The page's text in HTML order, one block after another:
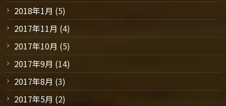
2018年1月 (5)
2017年11月 (4)
2017年10月 (5)
2017年9月 (14)
2017年8月 (3)
2017年5月 (2)